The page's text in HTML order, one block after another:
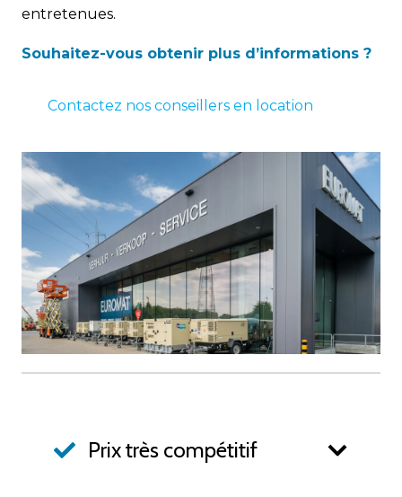
entretenues.
Souhaitez-vous obtenir plus d’informations ?
Contactez nos conseillers en location
Prix très compétitif